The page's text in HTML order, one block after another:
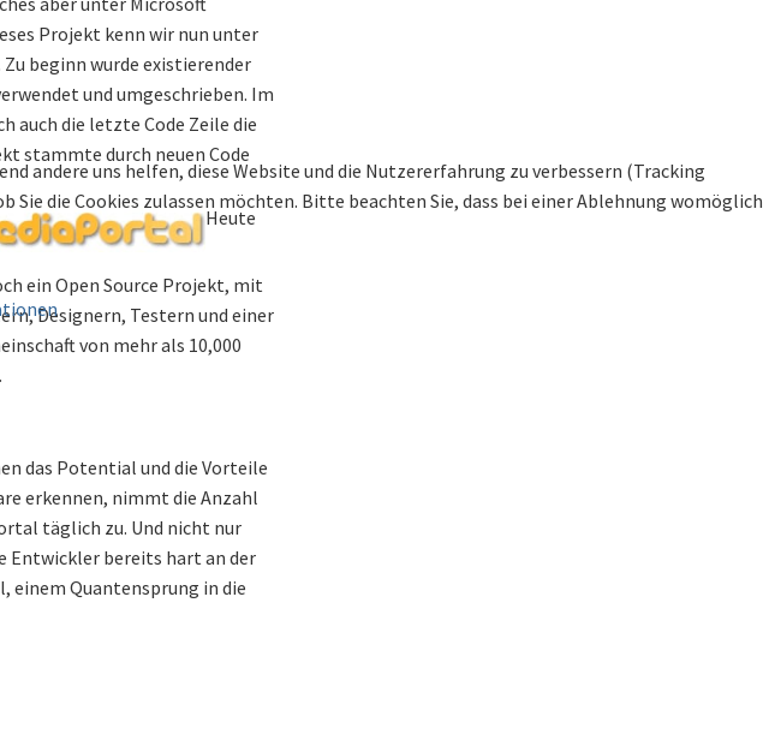
Projekt kenn wir nun unter
beginn wurde existierender
und umgeschrieben. Im
auch die letzte Code Zeile die
stammte durch neuen Code
Heute
ein Open Source Projekt, mit
Designern, Testern und einer
von mehr als 10,000
das Potential und die Vorteile
erkennen, nimmt die Anzahl
täglich zu. Und nicht nur
Entwickler bereits hart an der
einem Quantensprung in die
andere uns helfen, diese Website und die Nutzererfahrung zu verbessern (Tracking
die Cookies zulassen möchten. Bitte beachten Sie, dass bei einer Ablehnung womöglich